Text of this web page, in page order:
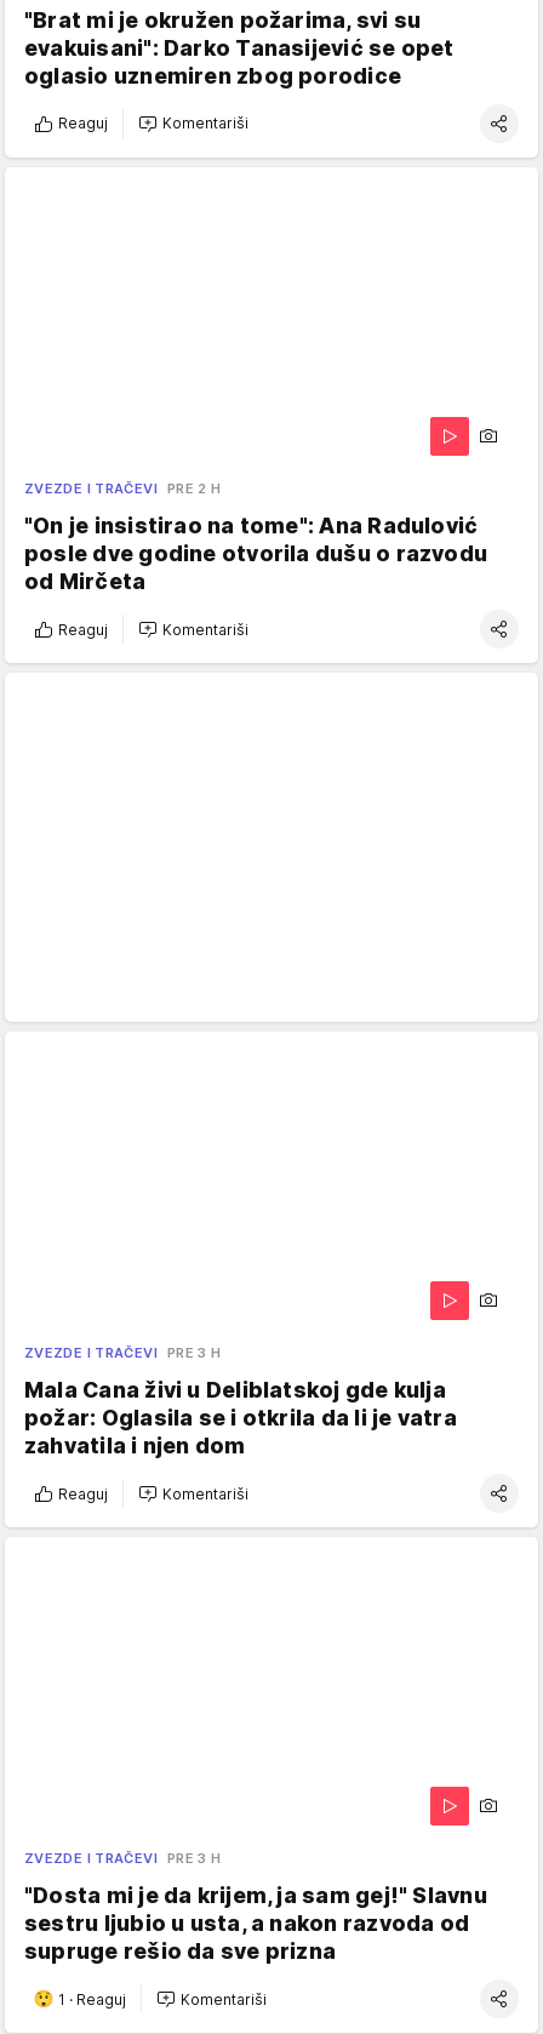
"Brat mi je okružen požarima, svi su
evakuisani": Darko Tanasijević se opet
oglasio uznemiren zbog porodice
Reaguj Komentariši
ZVEZDE I TRAČEVI PRE 2 H
"On je insistirao na tome": Ana Radulović
posle dve godine otvorila dušu o razvodu
od Mirčeta
Reaguj Komentariši
ZVEZDE I TRAČEVI PRE 3 H
Mala Cana živi u Deliblatskoj gde kulja
požar: Oglasila se i otkrila da li je vatra
zahvatila i njen dom
Reaguj Komentariši
ZVEZDE I TRAČEVI PRE 3 H
"Dosta mi je da krijem, ja sam gej!" Slavnu
sestru ljubio u usta, a nakon razvoda od
supruge rešio da sve prizna
1 · Reaguj Komentariši